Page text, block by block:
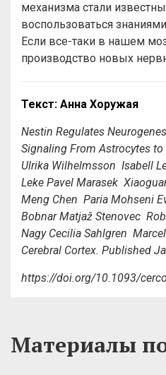
механизма стали
воспользоваться
Если все-таки в нашем
производство новых
Текст: Анна Хоружая
Nestin Regulates
Signaling From Astrocytes to
Ulrika Wilhelmsson Isabell
Leke Pavel Marasek
Meng Chen Paria Mohseni
Bobnar Matjaž Stenovec
Nagy Cecilia Sahlgren
Cerebral Cortex. Published
https://doi.org/10.1093/
Материалы